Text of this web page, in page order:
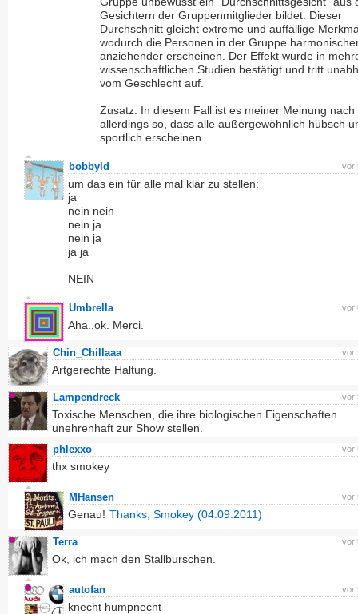
Gesichtern der Gruppenmitglieder bildet. Dieser
Durchschnitt gleicht extreme und auffällige
wodurch die Personen in der Gruppe
anziehender erscheinen. Der Effekt wurde in
wissenschaftlichen Studien bestätigt und tritt
vom Geschlecht auf.
Zusatz: In diesem Fall ist es meiner Meinung nach
allerdings so, dass alle außergewöhnlich hübsch
sportlich erscheinen.
vor
bobbyld
um das ein für alle mal klar zu stellen:
ja
nein nein
nein ja
nein ja
ja ja
NEIN
vor
Umbrella
Aha..ok. Merci.
vor
Chin_Chillaaa
Artgerechte Haltung.
vor
Lampendreck
Toxische Menschen, die ihre biologischen Eigenschaften
unehrenhaft zur Show stellen.
vor
phlexxo
thx smokey
vor
MHansen
Genau! Thanks, Smokey (04.09.2011)
vor
Terra
Ok, ich mach den Stallburschen.
vor
autofan
knecht humpnecht